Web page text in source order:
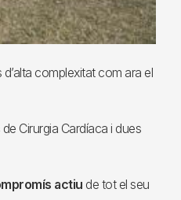
complexitat com ara el
Cirurgia Cardíaca i dues
actiu de tot el seu